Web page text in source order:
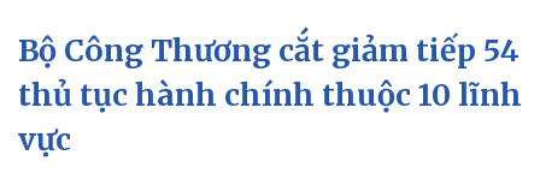
Chính trị
Đảng
Tổ chức nhân sự
Quốc hội
Nhận diện sự thật
Xã hội
Tin 24h
Dự báo thời tiết
Bộ Công Thương cắt giảm tiếp 54
thủ tục hành chính thuộc 10 lĩnh
vực